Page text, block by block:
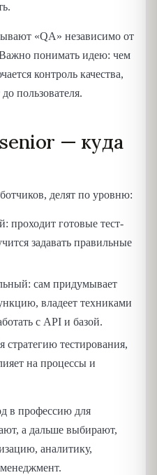
«QA» независимо от
понимать идею: чем
контроль качества,
пользователя.
— куда
делят по уровню:
готовые тест-
задавать правильные
сам придумывает
владеет техниками
с API и базой.
стратегию тестирования,
на процессы и
в профессию для
а дальше выбирают,
аналитику,
менеджмент.